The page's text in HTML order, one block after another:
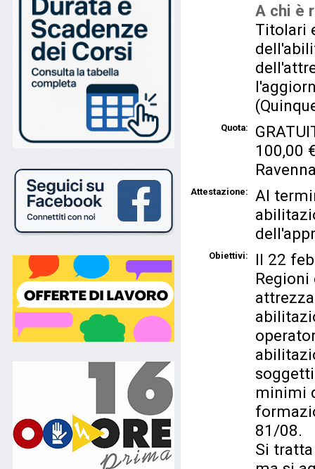
A chi è
Titolari
Quota:
100,00
Attestazione:
Al
Obiettivi:
Il 22
minimi
81/08.
Si